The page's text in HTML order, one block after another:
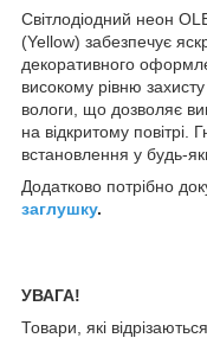
Світлодіодний неон
(Yellow) забезпечує
декоративного
високому рівню
вологи, що дозволяє
на відкритому повітрі.
встановлення у будь-
Додатково потрібно
заглушку.
УВАГА!
Товари, які